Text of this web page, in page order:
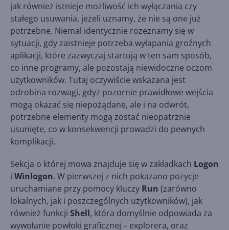
jak również istnieje możliwość ich wyłączania czy
stałego usuwania, jeżeli uznamy, że nie są one już
potrzebne. Niemal identycznie rozeznamy się w
sytuacji, gdy zaistnieje potrzeba wyłapania groźnych
aplikacji, które zazwyczaj startują w ten sam sposób,
co inne programy, ale pozostają niewidoczne oczom
użytkowników. Tutaj oczywiście wskazana jest
odrobina rozwagi, gdyż pozornie prawidłowe wejścia
mogą okazać się niepożądane, ale i na odwrót,
potrzebne elementy mogą zostać nieopatrznie
usunięte, co w konsekwencji prowadzi do pewnych
komplikacji.
Sekcja o której mowa znajduje się w zakładkach Logon
i Winlogon. W pierwszej z nich pokazano pozycje
uruchamiane przy pomocy kluczy Run (zarówno
lokalnych, jak i poszczególnych użytkowników), jak
również funkcji Shell, która domyślnie odpowiada za
wywołanie powłoki graficznej – explorera, oraz